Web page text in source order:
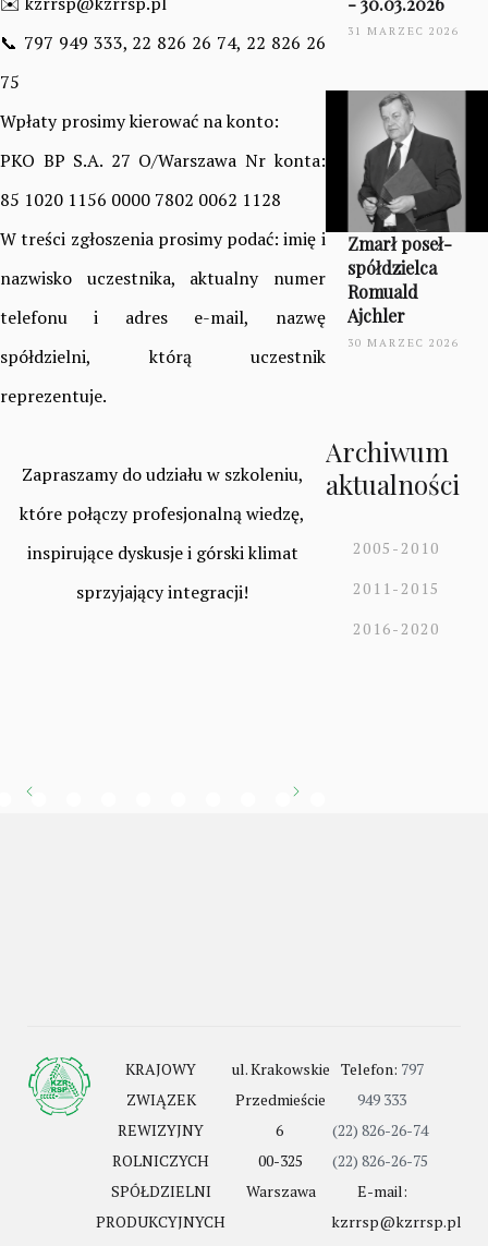
📞 797 949 333, 22 826 26 74, 22 826 26
75
Wpłaty prosimy kierować na konto:
PKO BP S.A. 27 O/Warszawa Nr konta:
85 1020 1156 0000 7802 0062 1128
W treści zgłoszenia prosimy podać: imię i
nazwisko uczestnika, aktualny numer
telefonu i adres e-mail, nazwę
spółdzielni, którą uczestnik
reprezentuje.
Zapraszamy do udziału w szkoleniu,
które połączy profesjonalną wiedzę,
inspirujące dyskusje i górski klimat
sprzyjający integracji!
31 MARZEC 2026
Zmarł poseł-
spółdzielca
Romuald
Ajchler
30 MARZEC 2026
Archiwum
aktualności
2005-2010
2011-2015
2016-2020
KRAJOWY
ZWIĄZEK
REWIZYJNY
ROLNICZYCH
SPÓŁDZIELNI
PRODUKCYJNYCH
ul. Krakowskie
Przedmieście
6
00-325
Warszawa
Telefon: 797
949 333
(22) 826-26-74
(22) 826-26-75
E-mail:
kzrrsp@kzrrsp.pl